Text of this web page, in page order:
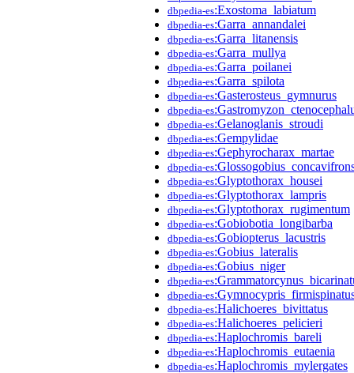
dbpedia-es:Exostoma_labiatum
dbpedia-es:Garra_annandalei
dbpedia-es:Garra_litanensis
dbpedia-es:Garra_mullya
dbpedia-es:Garra_poilanei
dbpedia-es:Garra_spilota
dbpedia-es:Gasterosteus_gymnurus
dbpedia-es
dbpedia-es:Gelanoglanis_stroudi
dbpedia-es:Gempylidae
dbpedia-es:Gephyrocharax_martae
dbpedia-es
dbpedia-es:Glyptothorax_housei
dbpedia-es:Glyptothorax_lampris
dbpedia-es:Glyptothorax_rugimentum
dbpedia-es:Gobiobotia_longibarba
dbpedia-es:Gobiopterus_lacustris
dbpedia-es:Gobius_lateralis
dbpedia-es:Gobius_niger
dbpedia-es
dbpedia-es
dbpedia-es:Halichoeres_bivittatus
dbpedia-es:Halichoeres_pelicieri
dbpedia-es:Haplochromis_bareli
dbpedia-es:Haplochromis_eutaenia
dbpedia-es:Haplochromis_mylergates